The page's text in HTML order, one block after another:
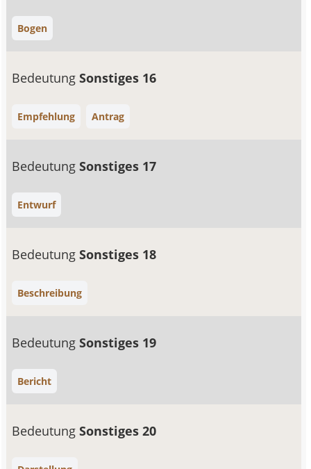
Bogen
BedeutungSonstiges 16
Empfehlung Antrag
BedeutungSonstiges 17
Entwurf
BedeutungSonstiges 18
Beschreibung
BedeutungSonstiges 19
Bericht
BedeutungSonstiges 20